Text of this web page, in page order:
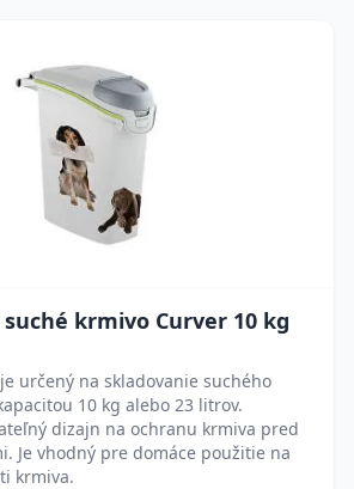
krmivo Curver 10 kg
určený na skladovanie suchého
10 kg alebo 23 litrov.
dizajn na ochranu krmiva pred
Je vhodný pre domáce použitie na
krmiva.